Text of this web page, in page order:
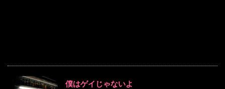
僕はゲイじゃないよ